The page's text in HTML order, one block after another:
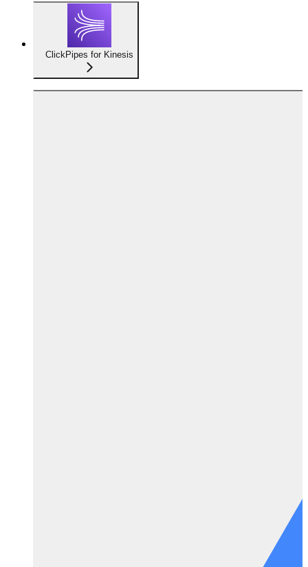
ClickPipes for Kinesis